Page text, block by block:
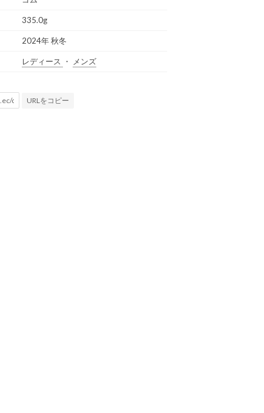
335.0g
2024年 秋冬
レディース ・ メンズ
URLをコピー